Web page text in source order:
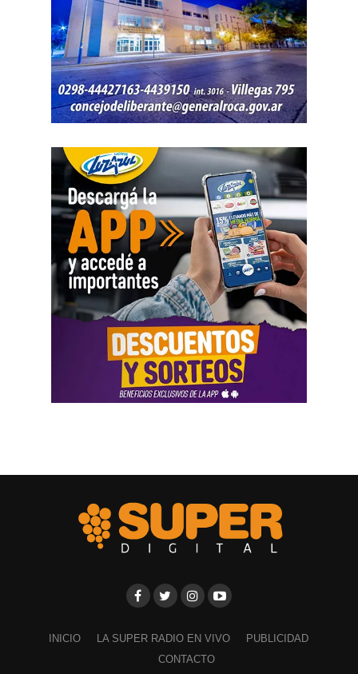
INICIO LA SUPER RADIO EN VIVO
PUBLICIDAD
CONTACTO